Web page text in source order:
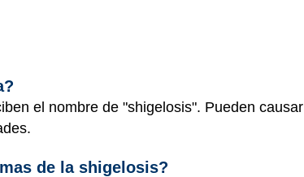
el nombre de "shigelosis". Pueden causar
de la shigelosis?